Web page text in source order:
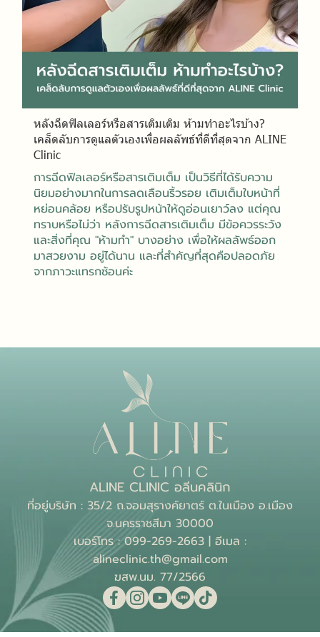
หลังฉีดฟิลเลอร์หรือสารเติมเติม ห้ามทำอะไรบ้าง?
เคล็ดลับการดูแลตัวเองเพื่อผลลัพธ์ที่ดีที่สุดจาก ALINE
Clinic
การฉีดฟิลเลอร์หรือสารเติมเต็ม เป็นวิธีที่ได้รับความ
นิยมอย่างมากในการลดเลือนริ้วรอย เติมเต็มใบหน้าที่
หย่อนคล้อย หรือปรับรูปหน้าให้ดูอ่อนเยาว์ลง แต่คุณ
ทราบหรือไม่ว่า หลังการฉีดสารเติมเต็ม มีข้อควรระวัง
และสิ่งที่คุณ "ห้ามทำ" บางอย่าง เพื่อให้ผลลัพธ์ออก
มาสวยงาม อยู่ได้นาน และที่สำคัญที่สุดคือปลอดภัย
จากภาวะแทรกซ้อนค่ะ
ALINE CLINIC อลีนคลินิก
ที่อยู่บริษัท : 35/2 ถ.จอมสุรางค์ยาตร์ ต.ในเมือง อ.เมือง
จ.นครราชสีมา 30000
เบอร์โทร : 099-269-2663 | อีเมล :
alineclinic.th@gmail.com
ฆสพ.นม. 77/2566